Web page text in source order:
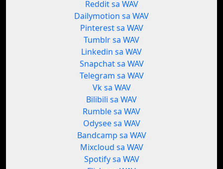
Reddit sa WAV
Dailymotion sa WAV
Pinterest sa WAV
Tumblr sa WAV
Linkedin sa WAV
Snapchat sa WAV
Telegram sa WAV
Vk sa WAV
Bilibili sa WAV
Rumble sa WAV
Odysee sa WAV
Bandcamp sa WAV
Mixcloud sa WAV
Spotify sa WAV